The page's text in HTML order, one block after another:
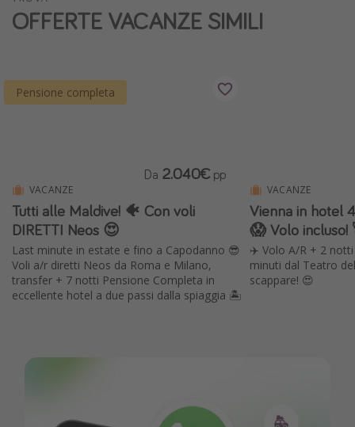
Vacanze con bambini
Festività del 2026
Città più visitate
OFFERTE VACANZE SIMILI
Pensione completa
VACANZE
Tutti alle Maldive! 🐠 Con voli
DIRETTI Neos 😍
Last minute in estate e fino a Capodanno 😎
Voli a/r diretti Neos da Roma e Milano,
transfer + 7 notti Pensione Completa in
eccellente hotel a due passi dalla spiaggia 🏝️
Da 2.040€ pp
VACANZE
Vienna in hotel
😱 Volo incluso!
✈️ Volo A/R + 2
minuti dal Teatro
scappare! 😍